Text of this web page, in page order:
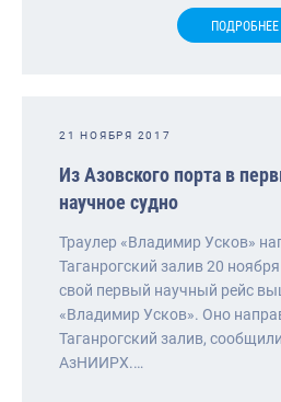
ПОДРОБНЕЕ
21 НОЯБРЯ 2017
Из Азовского порта в
научное судно
Траулер «Владимир Усков»
Таганрогский залив 20
свой первый научный рейс
«Владимир Усков». Оно
Таганрогский залив,
АзНИИРХ.…